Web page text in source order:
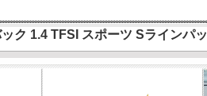
ク 1.4 TFSI スポーツ Sラインパ